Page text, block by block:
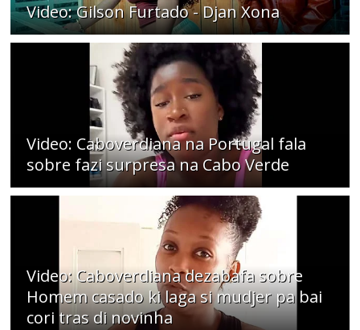
Video: Gilson Furtado - Djan Xona
Video: Caboverdiana na Portugal fala
sobre fazi surpresa na Cabo Verde
Video: Caboverdiana dezabafa sobre
Homem casado ki laga si mudjer pa bai
cori tras di novinha